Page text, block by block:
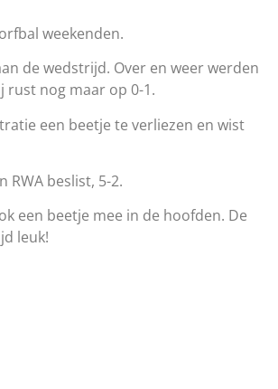
weekenden.
de wedstrijd. Over en weer werden
rust nog maar op 0-1.
een beetje te verliezen en wist
beslist, 5-2.
een beetje mee in de hoofden. De
leuk!